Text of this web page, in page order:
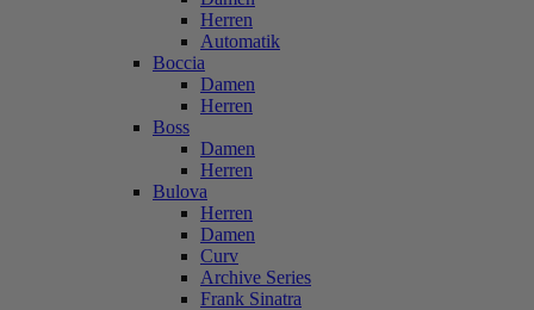
Herren
Automatik
Boccia
Damen
Herren
Boss
Damen
Herren
Bulova
Herren
Damen
Curv
Archive Series
Frank Sinatra